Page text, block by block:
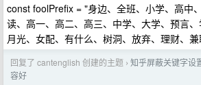
const foolPrefix = "身边、全班、小学、高中
读、高一、高二、高三、中学、大学、预言
月光、女配、有什么、树洞、放弃、理财、
回复了 cantenglish 创建的主题 › 知乎屏蔽关键字设
容好